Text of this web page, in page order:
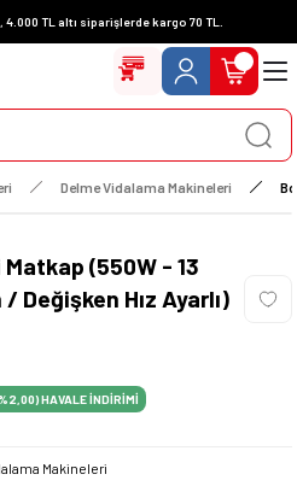
TL altı siparişlerde kargo 70 TL.
Delme Vidalama Makineleri
(550W - 13
Değişken Hız Ayarlı)
HAVALE İNDİRİMİ
Makineleri